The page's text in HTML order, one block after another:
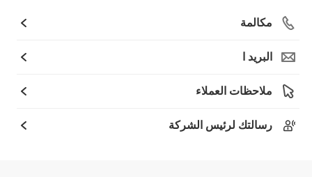
مكالمة
البريد ا
ملاحظات العملاء
رسالتك لرئيس الشركة